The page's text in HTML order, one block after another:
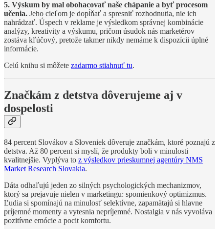
5. Výskum by mal obohacovať naše chápanie a byť procesom
učenia. Jeho cieľom je dopĺňať a spresniť rozhodnutia, nie ich
nahrádzať. Úspech v reklame je výsledkom správnej kombinácie
analýzy, kreativity a výskumu, pričom úsudok nás marketérov
zostáva kľúčový, pretože takmer nikdy nemáme k dispozícii úplné
informácie.
Celú knihu si môžete zadarmo stiahnuť tu.
Značkám z detstva dôverujeme aj v
dospelosti
84 percent Slovákov a Sloveniek dôveruje značkám, ktoré poznajú z
detstva. Až 80 percent si myslí, že produkty boli v minulosti
kvalitnejšie. Vyplýva to z výsledkov prieskumnej agentúry NMS
Market Research Slovakia.
Dáta odhaľujú jeden zo silných psychologických mechanizmov,
ktorý sa prejavuje nielen v marketingu: spomienkový optimizmus.
Ľudia si spomínajú na minulosť selektívne, zapamätajú si hlavne
príjemné momenty a vytesnia nepríjemné. Nostalgia v nás vyvoláva
pozitívne emócie a pocit komfortu.